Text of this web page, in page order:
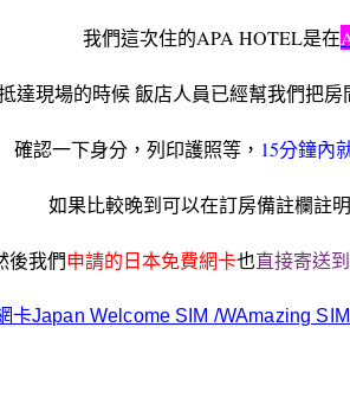
我們這次住的APA HOTEL是在
達現場的時候 飯店人員已經幫我們把
確認一下身分，列印護照等， 15分鐘內
如果比較晚到可以在訂房備註欄註
後我們申請的日本免費網卡也直接寄送
Japan Welcome SIM /WAmazing